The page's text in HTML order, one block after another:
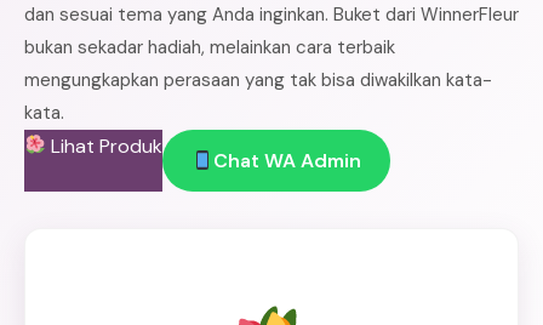
dan sesuai tema yang Anda inginkan. Buket dari WinnerFleur
bukan sekadar hadiah, melainkan cara terbaik
mengungkapkan perasaan yang tak bisa diwakilkan kata-
kata.
Lihat Produk
Chat WA Admin